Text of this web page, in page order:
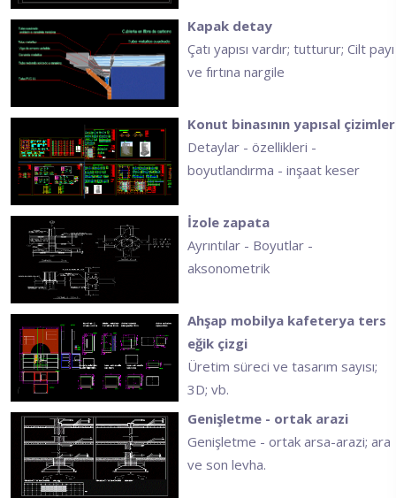
Kapak detay
Çatı yapısı vardır; tutturur; Cilt payı
ve fırtına nargile
Konut binasının yapısal çizimler
Detaylar - özellikleri -
boyutlandırma - inşaat keser
İzole zapata
Ayrıntılar - Boyutlar -
aksonometrik
Ahşap mobilya kafeterya ters
eğik çizgi
Üretim süreci ve tasarım sayısı;
3D; vb.
Genişletme - ortak arazi
Genişletme - ortak arsa-arazi; ara
ve son levha.